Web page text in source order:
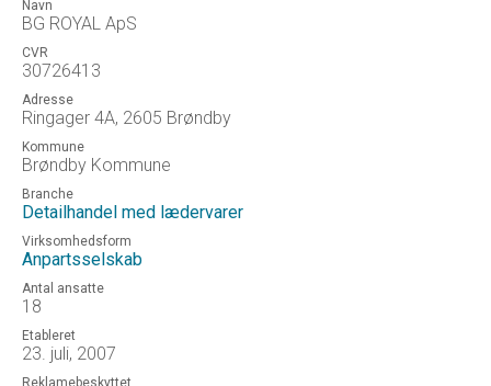
Navn
BG ROYAL ApS
CVR
30726413
Adresse
Ringager 4A, 2605 Brøndby
Kommune
Brøndby Kommune
Branche
Detailhandel med lædervarer
Virksomhedsform
Anpartsselskab
Antal ansatte
18
Etableret
23. juli, 2007
Reklamebeskyttet